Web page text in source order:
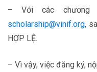
– Với các chương
scholarship@vinif.org,
HỢP LỆ.
– Vì vậy, việc đăng ký,